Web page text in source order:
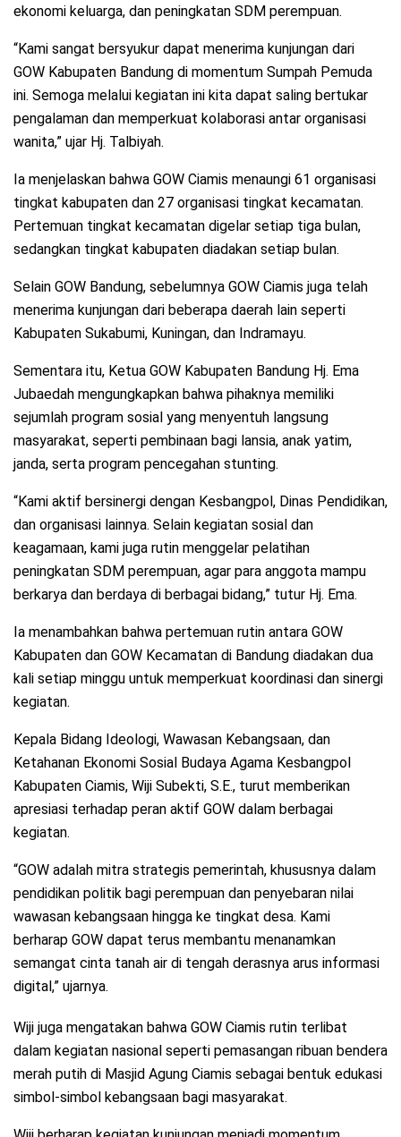
ekonomi keluarga, dan peningkatan SDM perempuan.
“Kami sangat bersyukur dapat menerima kunjungan dari
GOW Kabupaten Bandung di momentum Sumpah Pemuda
ini. Semoga melalui kegiatan ini kita dapat saling bertukar
pengalaman dan memperkuat kolaborasi antar organisasi
wanita,” ujar Hj. Talbiyah.
Ia menjelaskan bahwa GOW Ciamis menaungi 61 organisasi
tingkat kabupaten dan 27 organisasi tingkat kecamatan.
Pertemuan tingkat kecamatan digelar setiap tiga bulan,
sedangkan tingkat kabupaten diadakan setiap bulan.
Selain GOW Bandung, sebelumnya GOW Ciamis juga telah
menerima kunjungan dari beberapa daerah lain seperti
Kabupaten Sukabumi, Kuningan, dan Indramayu.
Sementara itu, Ketua GOW Kabupaten Bandung Hj. Ema
Jubaedah mengungkapkan bahwa pihaknya memiliki
sejumlah program sosial yang menyentuh langsung
masyarakat, seperti pembinaan bagi lansia, anak yatim,
janda, serta program pencegahan stunting.
“Kami aktif bersinergi dengan Kesbangpol, Dinas Pendidikan,
dan organisasi lainnya. Selain kegiatan sosial dan
keagamaan, kami juga rutin menggelar pelatihan
peningkatan SDM perempuan, agar para anggota mampu
berkarya dan berdaya di berbagai bidang,” tutur Hj. Ema.
Ia menambahkan bahwa pertemuan rutin antara GOW
Kabupaten dan GOW Kecamatan di Bandung diadakan dua
kali setiap minggu untuk memperkuat koordinasi dan sinergi
kegiatan.
Kepala Bidang Ideologi, Wawasan Kebangsaan, dan
Ketahanan Ekonomi Sosial Budaya Agama Kesbangpol
Kabupaten Ciamis, Wiji Subekti, S.E., turut memberikan
apresiasi terhadap peran aktif GOW dalam berbagai
kegiatan.
“GOW adalah mitra strategis pemerintah, khususnya dalam
pendidikan politik bagi perempuan dan penyebaran nilai
wawasan kebangsaan hingga ke tingkat desa. Kami
berharap GOW dapat terus membantu menanamkan
semangat cinta tanah air di tengah derasnya arus informasi
digital,” ujarnya.
Wiji juga mengatakan bahwa GOW Ciamis rutin terlibat
dalam kegiatan nasional seperti pemasangan ribuan bendera
merah putih di Masjid Agung Ciamis sebagai bentuk edukasi
simbol-simbol kebangsaan bagi masyarakat.